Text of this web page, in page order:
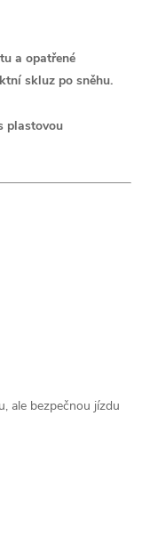
a opatřené
skluz po sněhu.
plastovou
ale bezpečnou jízdu